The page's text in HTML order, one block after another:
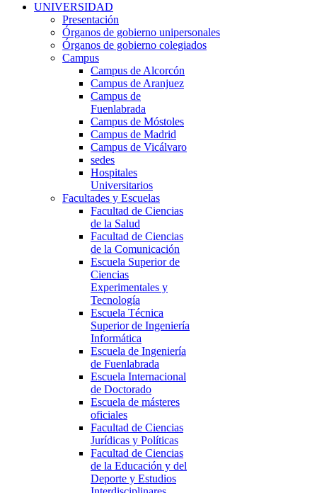
UNIVERSIDAD
Presentación
Órganos de gobierno unipersonales
Órganos de gobierno colegiados
Campus
Campus de Alcorcón
Campus de Aranjuez
Campus de
Fuenlabrada
Campus de Móstoles
Campus de Madrid
Campus de Vicálvaro
sedes
Hospitales
Universitarios
Facultades y Escuelas
Facultad de Ciencias
de la Salud
Facultad de Ciencias
de la Comunicación
Escuela Superior de
Ciencias
Experimentales y
Tecnología
Escuela Técnica
Superior de Ingeniería
Informática
Escuela de Ingeniería
de Fuenlabrada
Escuela Internacional
de Doctorado
Escuela de másteres
oficiales
Facultad de Ciencias
Jurídicas y Políticas
Facultad de Ciencias
de la Educación y del
Deporte y Estudios